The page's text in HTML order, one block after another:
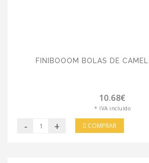
FINIBOOOM BOLAS DE
10.68€
* IVA incluído
- + COMPRAR